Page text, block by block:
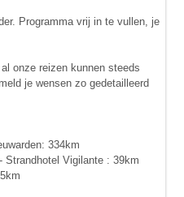
Programma vrij in te vullen, je
onze reizen kunnen steeds
je wensen zo gedetailleerd
334km
Strandhotel Vigilante : 39km